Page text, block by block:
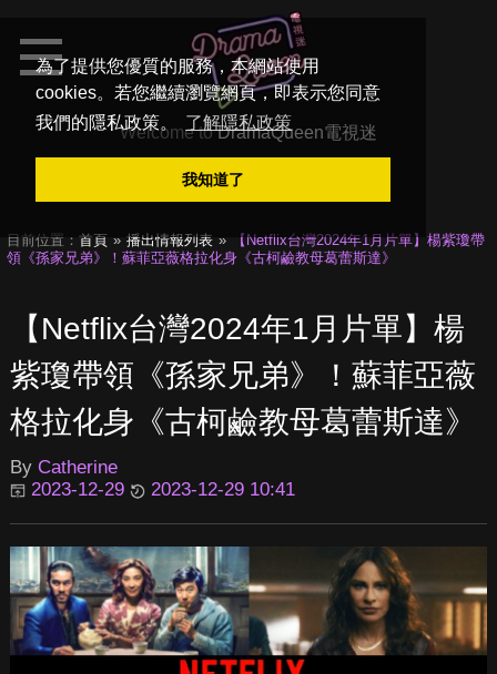
為了提供您優質的服務，本網站使用
cookies。若您繼續瀏覽網頁，即表示您同意
我們的隱私政策。
了解隱私政策
我知道了
Welcome toDramaQueen電視迷
目前位置： 首頁 播出情報列表
【Netflix台灣2024年1月片單】楊紫瓊帶
領《孫家兄弟》！蘇菲亞薇格拉化身《古柯鹼教母葛蕾斯達》
【Netflix台灣2024年1月片單】楊
紫瓊帶領《孫家兄弟》！蘇菲亞薇
格拉化身《古柯鹼教母葛蕾斯達》
By Catherine
2023-12-29
2023-12-29 10:41